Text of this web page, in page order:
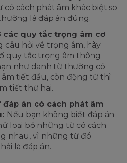
có cách phát âm khác biệt so
là đáp án đúng.
các quy tắc trọng âm cơ
câu hỏi về trọng âm, hãy
quy tắc trọng âm thông
như danh từ thường có
âm tiết đầu, còn động từ thì
tiết thứ hai.
đáp án có cách phát âm
Nếu bạn không biết đáp án
loại bỏ những từ có cách
nhau, vì những từ đó
là đáp án.